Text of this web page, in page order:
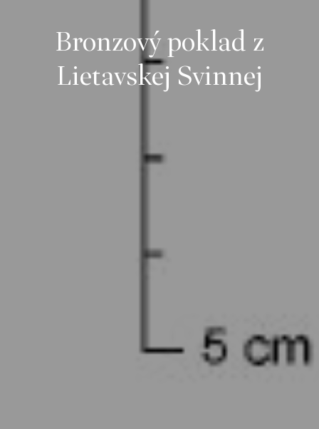
Bronzový poklad z
Lietavskej Svinnej